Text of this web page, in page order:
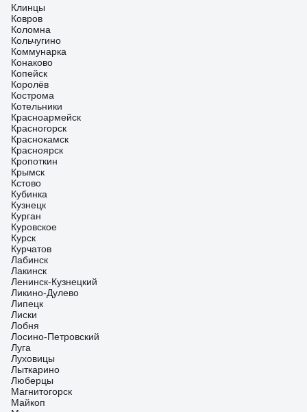
Клинцы
Ковров
Коломна
Кольчугино
Коммунарка
Конаково
Копейск
Королёв
Кострома
Котельники
Красноармейск
Красногорск
Краснокамск
Красноярск
Кропоткин
Крымск
Кстово
Кубинка
Кузнецк
Курган
Куровское
Курск
Курчатов
Лабинск
Лакинск
Ленинск-Кузнецкий
Ликино-Дулево
Липецк
Лиски
Лобня
Лосино-Петровский
Луга
Луховицы
Лыткарино
Люберцы
Магнитогорск
Майкоп